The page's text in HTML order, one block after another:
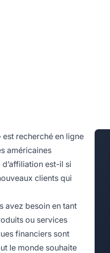
est recherché en ligne
américaines
est-il si
clients qui
avez besoin en tant
ou services
financiers sont
le monde souhaite